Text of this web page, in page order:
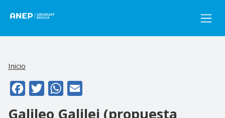
Inicio
FacebookTwitterWhatsApp
Galileo Galilei (propuesta